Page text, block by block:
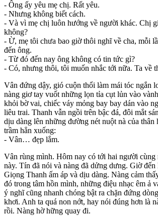
- Ông ấy yêu mẹ chị. Rất yêu.
- Nhưng không biết cách.
- Và vì mẹ chị luôn hướng về người khác. Chị
không?
- Ừ, mẹ tôi chưa bao giờ thôi nghĩ về cha, mỗi
đến ông.
- Từ đó đến nay ông không có tin tức gì?
- Có, nhưng thôi, tôi muốn nhắc tới nữa. Ta về
Vân đứng dậy, gió cuộn thổi làm mái tóc ngắn
nàng giơ tay vuốt những lọn tỉa cụt lủn vào
khỏi bờ vai, chiếc váy mỏng bay bay dán vào
liêu trai. Thanh vẫn ngồi trên bậc đá, đôi mắt
dịu dàng lên những đường nét nuột nà của thâ‌n
trầm hẳn xuống:
- Vân… đẹp lắm.
Vân rùng mình. Hôm nay có tới hai người cùng
này. Tín đã nói và nàng đã dửng dưng. Giờ
Giọng Thanh ấm áp và dịu dàng. Nàng cảm
đó trong tâm hồn mình, những điệu nhạc êm ả
ý nghĩ cũng nhanh chóng bật ra chặn đứng
khơi. Anh ta quá non nớt, hay nói đúng hơn là
rồi. Nàng hờ hững quay đi.